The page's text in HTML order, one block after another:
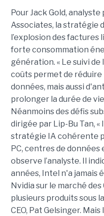
Pour Jack Gold, analyste
Associates, la stratégie
l’explosion des factures
forte consommation
génération. « Le suivi
coûts permet de réduire
données, mais aussi
prolonger la durée de
Néanmoins des défis
dirigée par Lip-Bu Tan,
stratégie IA cohérente
PC, centres de
observe l’analyste. Il
années, Intel n'a jamais
Nvidia sur le marché
plusieurs produits sous
CEO, Pat Gelsinger.